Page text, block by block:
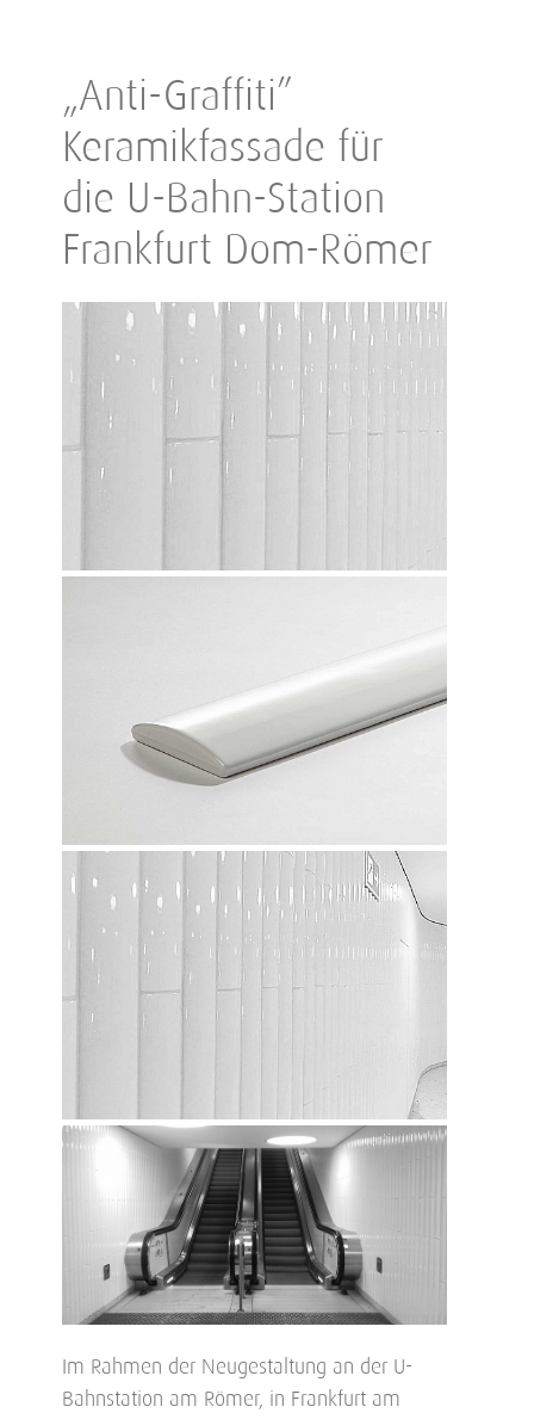
„Anti-Graffiti”
Keramikfassade für
die U-Bahn-Station
Frankfurt Dom-Römer
Im Rahmen der Neugestaltung an der U-
Bahnstation am Römer, in Frankfurt am